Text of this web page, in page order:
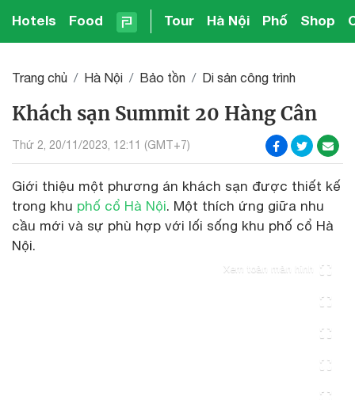
Hotels Food Tour Hà Nội Phố Shop
Trang chủ Hà Nội Bảo tồn Di sản công trình
Khách sạn Summit 20 Hàng Cân
Thứ 2, 20/11/2023, 12:11 (GMT+7)
Giới thiệu một phương án khách sạn được thiết kế
trong khu phố cổ Hà Nội. Một thích ứng giữa nhu
cầu mới và sự phù hợp với lối sống khu phố cổ Hà
Nội.
Xem toàn màn hình